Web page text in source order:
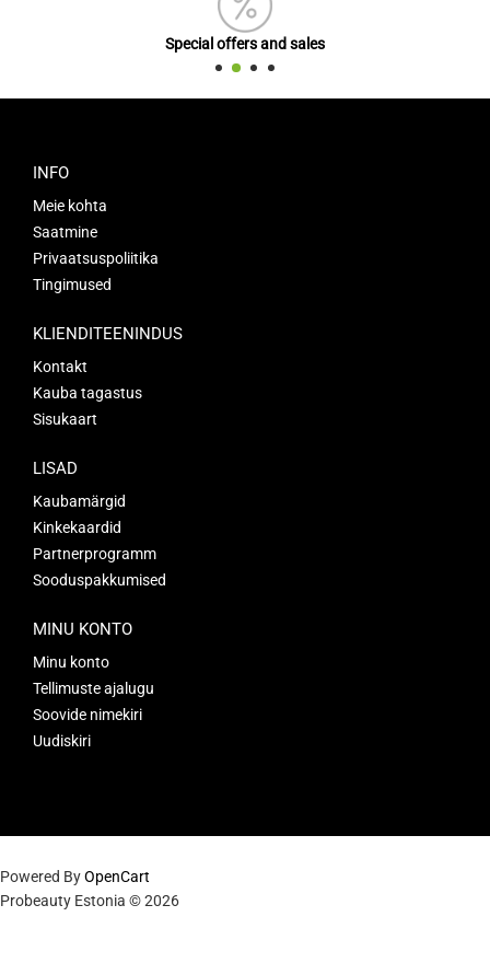
Special offers and sales
INFO
Meie kohta
Saatmine
Privaatsuspoliitika
Tingimused
KLIENDITEENINDUS
Kontakt
Kauba tagastus
Sisukaart
LISAD
Kaubamärgid
Kinkekaardid
Partnerprogramm
Sooduspakkumised
MINU KONTO
Minu konto
Tellimuste ajalugu
Soovide nimekiri
Uudiskiri
Powered ByOpenCart
Probeauty Estonia © 2026